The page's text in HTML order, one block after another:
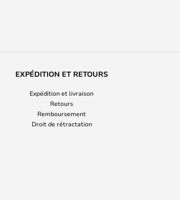
EXPÉDITION ET RETOURS
Expédition et livraison
Retours
Remboursement
Droit de rétractation